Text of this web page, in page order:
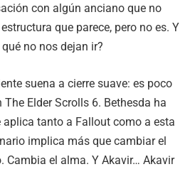
con algún anciano que no
que parece, pero no es. Y
no nos dejan ir?
suena a cierre suave: es poco
Elder Scrolls 6. Bethesda ha
tanto a Fallout como a esta
implica más que cambiar el
Cambia el alma. Y Akavir… Akavir